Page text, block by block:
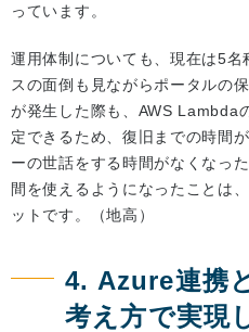
っています。
運用体制についても、現在は5
スの面倒も見ながらポータルの
が発生した際も、AWS Lambda
定できるため、復旧までの時間
ーの世話をする時間がなくなっ
間を使えるようになったことは
ットです。（地高）
4. Azure連携
考え方で実現